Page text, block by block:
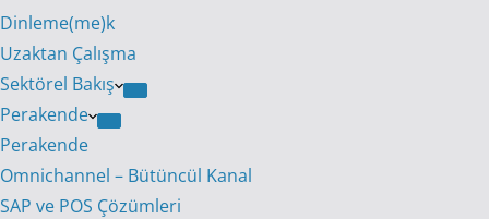
Dinleme(me)k
Uzaktan Çalışma
Sektörel Bakış
Perakende
Perakende
Omnichannel – Bütüncül Kanal
SAP ve POS Çözümleri